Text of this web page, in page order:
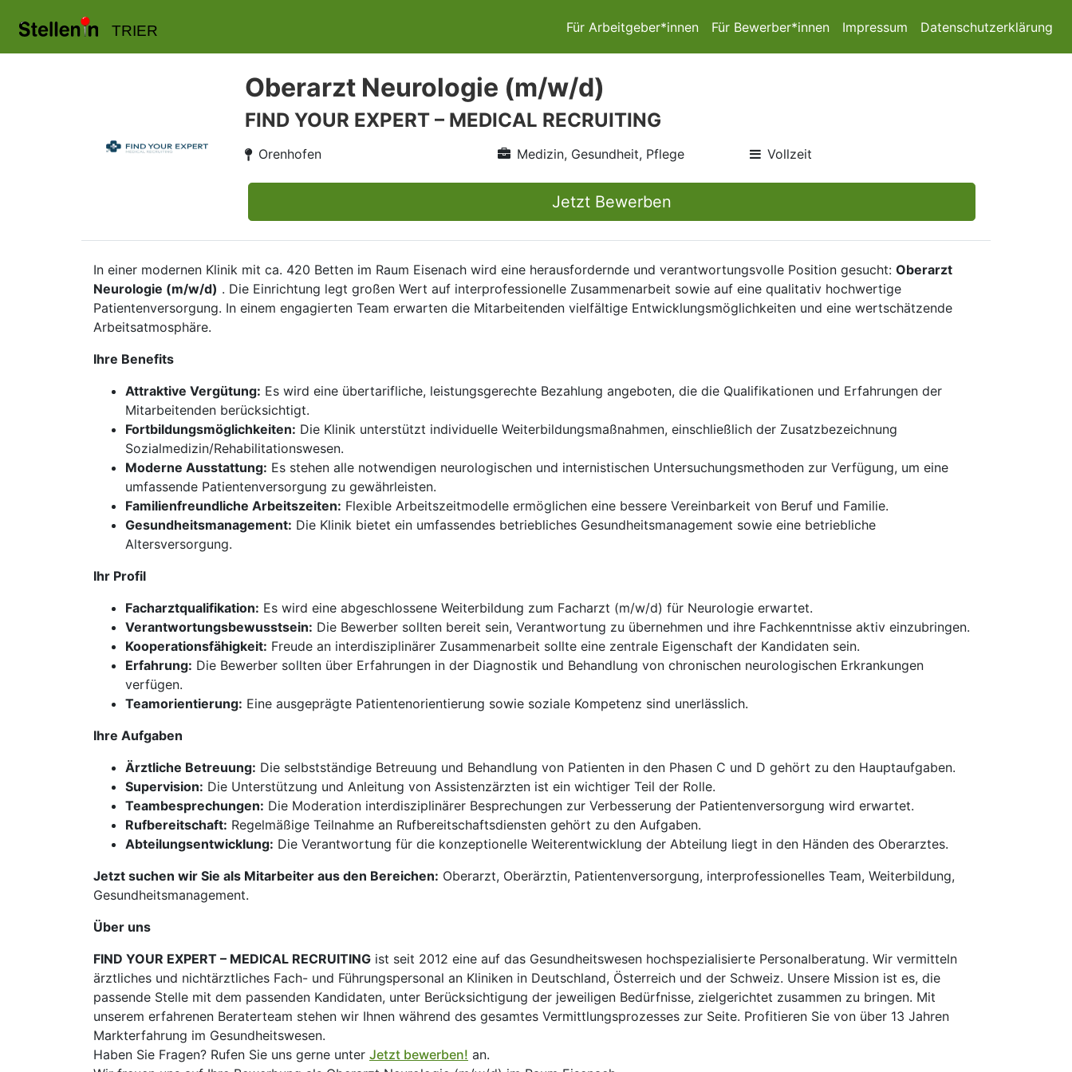
TRIER Für Arbeitgeber*innen Für Bewerber*innen Impressum Datenschutzerklärung
Oberarzt Neurologie (m/w/d)
FIND YOUR EXPERT – MEDICAL RECRUITING
Orenhofen Medizin, Gesundheit, Pflege Vollzeit
Jetzt Bewerben
In einer modernen Klinik mit ca. 420 Betten im Raum Eisenach wird eine herausfordernde und verantwortungsvolle Position gesucht: Oberarzt
Neurologie (m/w/d) . Die Einrichtung legt großen Wert auf interprofessionelle Zusammenarbeit sowie auf eine qualitativ hochwertige
Patientenversorgung. In einem engagierten Team erwarten die Mitarbeitenden vielfältige Entwicklungsmöglichkeiten und eine wertschätzende
Arbeitsatmosphäre.
Ihre Benefits
Attraktive Vergütung: Es wird eine übertarifliche, leistungsgerechte Bezahlung angeboten, die die Qualifikationen und Erfahrungen der
Mitarbeitenden berücksichtigt.
Fortbildungsmöglichkeiten: Die Klinik unterstützt individuelle Weiterbildungsmaßnahmen, einschließlich der Zusatzbezeichnung
Sozialmedizin/Rehabilitationswesen.
Moderne Ausstattung: Es stehen alle notwendigen neurologischen und internistischen Untersuchungsmethoden zur Verfügung, um eine
umfassende Patientenversorgung zu gewährleisten.
Familienfreundliche Arbeitszeiten: Flexible Arbeitszeitmodelle ermöglichen eine bessere Vereinbarkeit von Beruf und Familie.
Gesundheitsmanagement: Die Klinik bietet ein umfassendes betriebliches Gesundheitsmanagement sowie eine betriebliche
Altersversorgung.
Ihr Profil
Facharztqualifikation: Es wird eine abgeschlossene Weiterbildung zum Facharzt (m/w/d) für Neurologie erwartet.
Verantwortungsbewusstsein: Die Bewerber sollten bereit sein, Verantwortung zu übernehmen und ihre Fachkenntnisse aktiv einzubringen.
Kooperationsfähigkeit: Freude an interdisziplinärer Zusammenarbeit sollte eine zentrale Eigenschaft der Kandidaten sein.
Erfahrung: Die Bewerber sollten über Erfahrungen in der Diagnostik und Behandlung von chronischen neurologischen Erkrankungen
verfügen.
Teamorientierung: Eine ausgeprägte Patientenorientierung sowie soziale Kompetenz sind unerlässlich.
Ihre Aufgaben
Ärztliche Betreuung: Die selbstständige Betreuung und Behandlung von Patienten in den Phasen C und D gehört zu den Hauptaufgaben.
Supervision: Die Unterstützung und Anleitung von Assistenzärzten ist ein wichtiger Teil der Rolle.
Teambesprechungen: Die Moderation interdisziplinärer Besprechungen zur Verbesserung der Patientenversorgung wird erwartet.
Rufbereitschaft: Regelmäßige Teilnahme an Rufbereitschaftsdiensten gehört zu den Aufgaben.
Abteilungsentwicklung: Die Verantwortung für die konzeptionelle Weiterentwicklung der Abteilung liegt in den Händen des Oberarztes.
Jetzt suchen wir Sie als Mitarbeiter aus den Bereichen: Oberarzt, Oberärztin, Patientenversorgung, interprofessionelles Team, Weiterbildung,
Gesundheitsmanagement.
Über uns
FIND YOUR EXPERT – MEDICAL RECRUITING ist seit 2012 eine auf das Gesundheitswesen hochspezialisierte Personalberatung. Wir vermitteln
ärztliches und nichtärztliches Fach- und Führungspersonal an Kliniken in Deutschland, Österreich und der Schweiz. Unsere Mission ist es, die
passende Stelle mit dem passenden Kandidaten, unter Berücksichtigung der jeweiligen Bedürfnisse, zielgerichtet zusammen zu bringen. Mit
unserem erfahrenen Beraterteam stehen wir Ihnen während des gesamtes Vermittlungsprozesses zur Seite. Profitieren Sie von über 13 Jahren
Markterfahrung im Gesundheitswesen.
Haben Sie Fragen? Rufen Sie uns gerne unter Jetzt bewerben! an.